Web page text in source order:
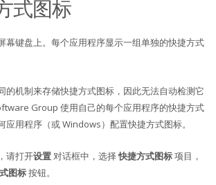
式图标
幕键盘上。每个应用程序显示一组单独的快捷方式
的机制来存储快捷方式图标，因此无法自动检测它
Group 使用自己的每个应用程序的快捷方式
应用程序（或 Windows）配置快捷方式图标。
请打开设置对话框中，选择快捷方式图标项目，
图标按钮。